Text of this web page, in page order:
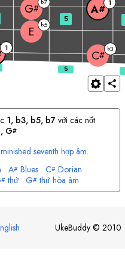
1
C#
b3
E b5
G# A# 1
5
1, b3, b5, b7với các nốt
, G#
seventh hợp âm.
A# Blues C# Dorian
# thứ G# thứ hòa âm
UkeBuddy © 2010